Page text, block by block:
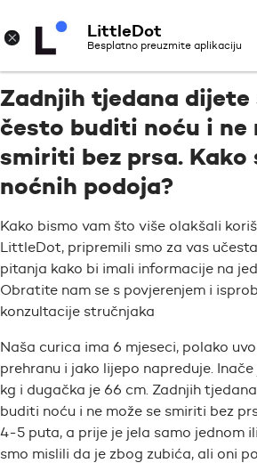
Prijava
Zadnjih tjedana dijete
često buditi noću i ne
smiriti bez prsa.
noćnih podoja?
Kako bismo vam što više olakšali
LittleDot, pripremili smo za vas
pitanja kako bi imali informacije na
Obratite nam se s povjerenjem i
konzultacije stručnjaka
Naša curica ima 6 mjeseci, polako
prehranu i jako lijepo napreduje. Inače
kg i dugačka je 66 cm. Zadnjih
buditi noću i ne može se smiriti bez
4-5 puta, a prije je jela samo jednom
smo mislili da je zbog zubića, ali oni
× LittleDot
Besplatno preuzmite aplikaciju